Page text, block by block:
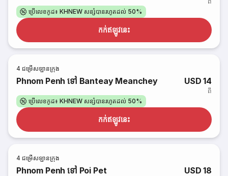
ប្រើលេខកូដ៖ KHNEW សន្សំបានរហូតដល់ 50%
កក់​ឥឡូវនេះ
4 ជម្រើសឡានក្រុង
Phnom Penh ទៅ Banteay Meanchey USD 14
ពី
ប្រើលេខកូដ៖ KHNEW សន្សំបានរហូតដល់ 50%
កក់​ឥឡូវនេះ
4 ជម្រើសឡានក្រុង
Phnom Penh ទៅ Poi Pet USD 18